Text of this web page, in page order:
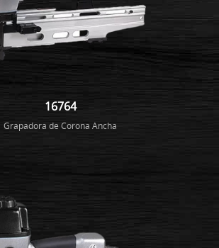
16764
Grapadora de Corona Ancha